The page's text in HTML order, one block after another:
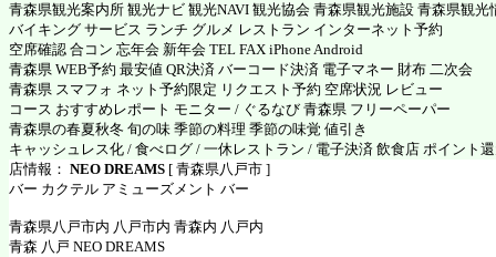
青森県観光案内所 観光ナビ 観光NAVI 観光協会 青森県観光施設 青森県観光
バイキング サービス ランチ グルメ レストラン インターネット予約
空席確認 合コン 忘年会 新年会 TEL FAX iPhone Android
青森県 WEB予約 最安値 QR決済 バーコード決済 電子マネー 財布 二次会
青森県 スマフォ ネット予約限定 リクエスト予約 空席状況 レビュー
コース おすすめレポート モニター / ぐるなび 青森県 フリーペーパー
青森県の春夏秋冬 旬の味 季節の料理 季節の味覚 値引き
キャッシュレス化 / 食べログ / 一休レストラン / 電子決済 飲食店 ポイント
店情報： NEO DREAMS [ 青森県八戸市 ]
バー カクテル アミューズメント バー
青森県八戸市内 八戸市内 青森内 八戸内
青森 八戸 NEO DREAMS